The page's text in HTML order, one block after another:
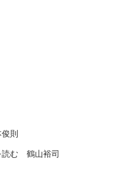
則
読む 鶴山裕司